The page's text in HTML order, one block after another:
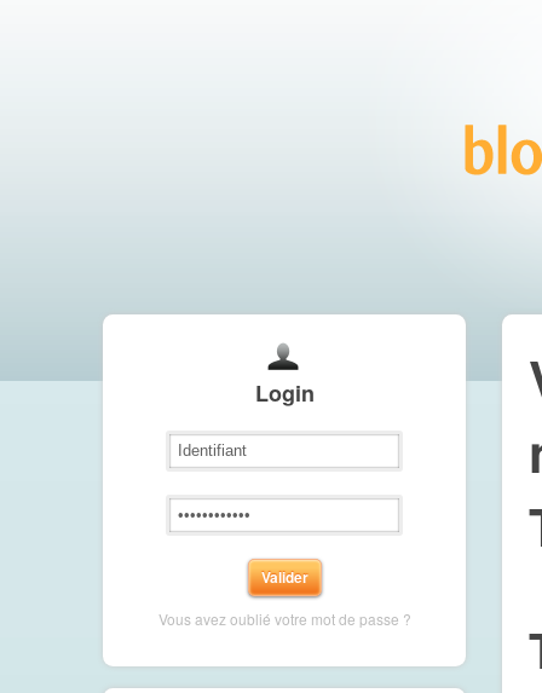
Login
Vous avez oublié votre mot de passe ?